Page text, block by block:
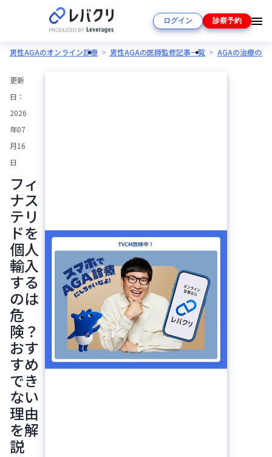
ログイン 診察予約
男性AGAのオンライン診療 男性AGAの医師監修記事一覧 AGAの治療の医
更新
日：
2026
年07
月16
日
フィ
ナス
テリ
ドを
個人
輸入
する
のは
危
険？
おす
すめ
でき
ない
理由
を解
説